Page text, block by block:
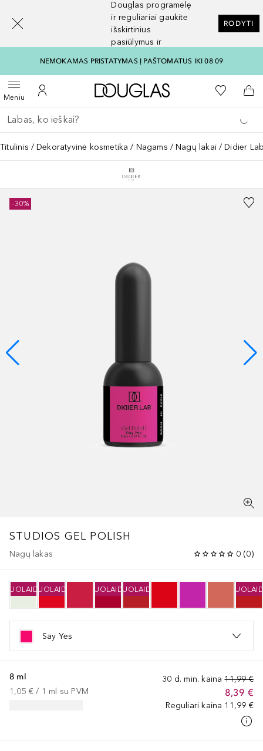
Douglas programėlę
ir reguliariai gaukite
išskirtinius
pasiūlymus ir
RODYTI
NEMOKAMAS PRISTATYMAS Į PAŠTOMATUS IKI 08 09
MeniuAtidaryti meniuĮ mano paskyrą
Į Douglas pagrindinį
Į mano
Į
Grįžk atgal
Vykdykite paiešką
Titulinis Dekoratyvinė kosmetika Nagams Nagų lakai Didier
-30%
STUDIOS GEL POLISH
Nagų lakas 0 (0)
NUOLAIDANUOLAIDA NUOLAIDANUOLAIDA
Say Yes
30 d. min. kaina 11,99 €
8,39 €
Reguliari kaina 11,99 €
8 ml
1,05 € / 1 ml su PVM
[navigation.slideout.screenreader]